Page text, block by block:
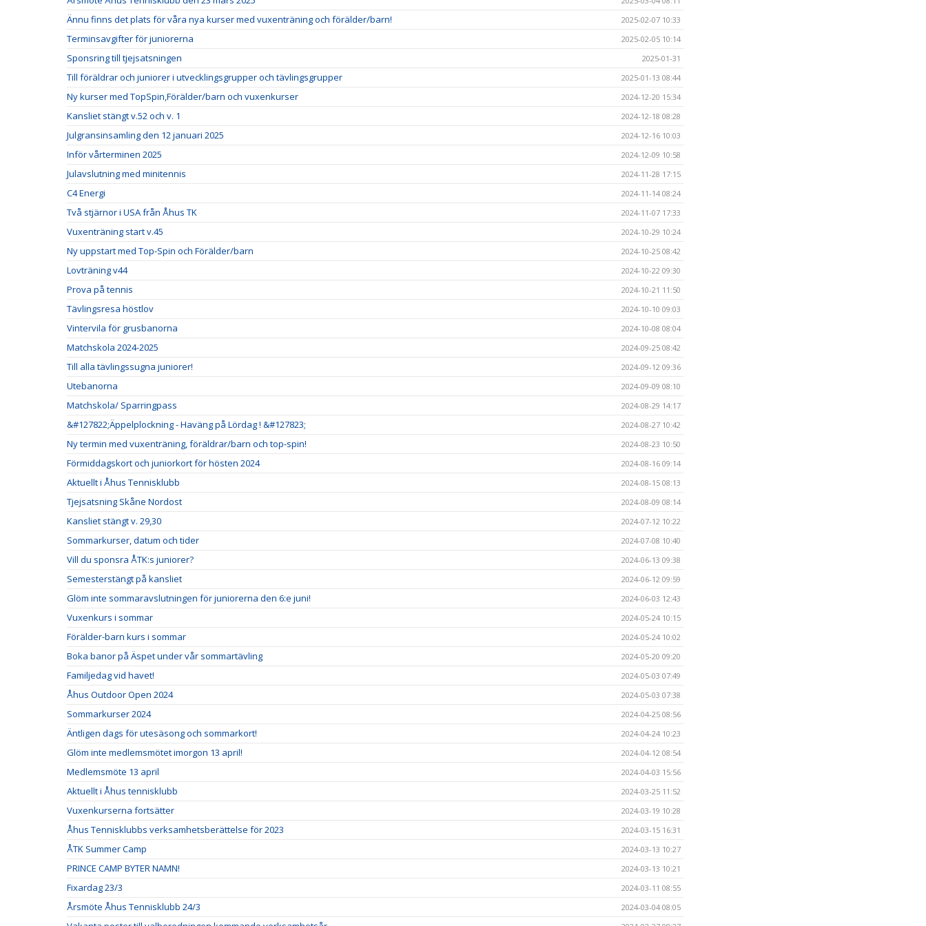
Ännu finns det plats för våra nya kurser med vuxenträning och förälder/barn! 2025-02-07 10:33
Terminsavgifter för juniorerna 2025-02-05 10:14
Sponsring till tjejsatsningen 2025-01-31
Till föräldrar och juniorer i utvecklingsgrupper och tävlingsgrupper 2025-01-13 08:44
Ny kurser med TopSpin,Förälder/barn och vuxenkurser 2024-12-20 15:34
Kansliet stängt v.52 och v. 1 2024-12-18 08:28
Julgransinsamling den 12 januari 2025 2024-12-16 10:03
Inför vårterminen 2025 2024-12-09 10:58
Julavslutning med minitennis 2024-11-28 17:15
C4 Energi 2024-11-14 08:24
Två stjärnor i USA från Åhus TK 2024-11-07 17:33
Vuxenträning start v.45 2024-10-29 10:24
Ny uppstart med Top-Spin och Förälder/barn 2024-10-25 08:42
Lovträning v44 2024-10-22 09:30
Prova på tennis 2024-10-21 11:50
Tävlingsresa höstlov 2024-10-10 09:03
Vintervila för grusbanorna 2024-10-08 08:04
Matchskola 2024-2025 2024-09-25 08:42
Till alla tävlingssugna juniorer! 2024-09-12 09:36
Utebanorna 2024-09-09 08:10
Matchskola/ Sparringpass 2024-08-29 14:17
&#127822;Äppelplockning - Haväng på Lördag ! &#127823; 2024-08-27 10:42
Ny termin med vuxenträning, föräldrar/barn och top-spin! 2024-08-23 10:50
Förmiddagskort och juniorkort för hösten 2024 2024-08-16 09:14
Aktuellt i Åhus Tennisklubb 2024-08-15 08:13
Tjejsatsning Skåne Nordost 2024-08-09 08:14
Kansliet stängt v. 29,30 2024-07-12 10:22
Sommarkurser, datum och tider 2024-07-08 10:40
Vill du sponsra ÅTK:s juniorer? 2024-06-13 09:38
Semesterstängt på kansliet 2024-06-12 09:59
Glöm inte sommaravslutningen för juniorerna den 6:e juni! 2024-06-03 12:43
Vuxenkurs i sommar 2024-05-24 10:15
Förälder-barn kurs i sommar 2024-05-24 10:02
Boka banor på Äspet under vår sommartävling 2024-05-20 09:20
Familjedag vid havet! 2024-05-03 07:49
Åhus Outdoor Open 2024 2024-05-03 07:38
Sommarkurser 2024 2024-04-25 08:56
Äntligen dags för utesäsong och sommarkort! 2024-04-24 10:23
Glöm inte medlemsmötet imorgon 13 april! 2024-04-12 08:54
Medlemsmöte 13 april 2024-04-03 15:56
Aktuellt i Åhus tennisklubb 2024-03-25 11:52
Vuxenkurserna fortsätter 2024-03-19 10:28
Åhus Tennisklubbs verksamhetsberättelse för 2023 2024-03-15 16:31
ÅTK Summer Camp 2024-03-13 10:27
PRINCE CAMP BYTER NAMN! 2024-03-13 10:21
Fixardag 23/3 2024-03-11 08:55
Årsmöte Åhus Tennisklubb 24/3 2024-03-04 08:05